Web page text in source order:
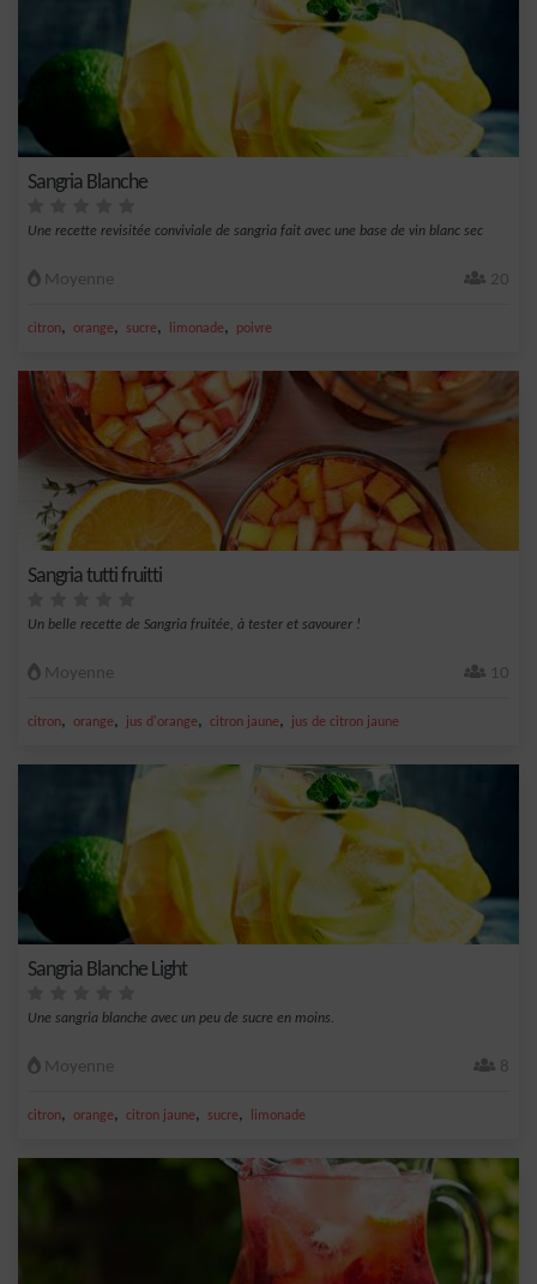
Sangria Blanche
Une recette revisitée conviviale de sangria fait avec une base de vin blanc sec
Moyenne 20
citron, orange, sucre, limonade, poivre
Sangria tutti fruitti
Un belle recette de Sangria fruitée, à tester et savourer !
Moyenne 10
citron, orange, jus d'orange, citron jaune, jus de citron jaune
Sangria Blanche Light
Une sangria blanche avec un peu de sucre en moins.
Moyenne 8
citron, orange, citron jaune, sucre, limonade